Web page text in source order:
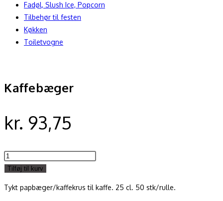
Fadøl, Slush Ice, Popcorn
Tilbehør til festen
Køkken
Toiletvogne
Kaffebæger
kr. 93,75
Kaffebæger
antal
Tilføj til kurv
Tykt papbæger/kaffekrus til kaffe. 25 cl. 50 stk/rulle.